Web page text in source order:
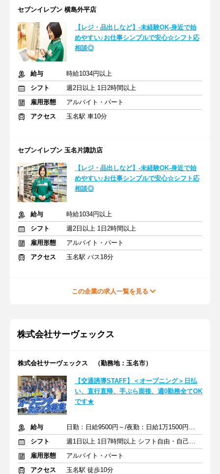
セブンイレブン 横島外平店
【レジ・品出しなど】-未経験OK-身近で始
めやすい♪お仕事シンプルで安心☆シフト応
相談◎
給与
時給1034円以上
シフト
週2日以上 1日2時間以上
雇用形態
アルバイト・パート
アクセス
玉名駅 車10分
セブンイレブン 玉名片諏訪店
【レジ・品出しなど】-未経験OK-身近で始
めやすい♪お仕事シンプルで安心☆シフト応
相談◎
給与
時給1034円以上
シフト
週2日以上 1日2時間以上
雇用形態
アルバイト・パート
アクセス
玉名駅 バス18分
この企業の求人一覧を見る
株式会社サーヴェックス
株式会社サーヴェックス （勤務地：玉名市）
【交通誘導STAFF】＜オープニング＞日払
い、直行直帰、手ぶら面接、週0勤務全てOK
です★
給与
日勤：日給9500円～/夜勤：日給1万1500円～＋交通費＋手当
シフト
週1日以上 1日7時間以上 シフト自由・自己申告
雇用形態
アルバイト・パート
アクセス
玉名駅 徒歩10分